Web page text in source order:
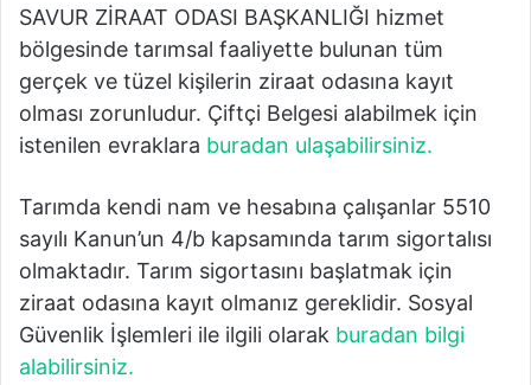
SAVUR ZİRAAT ODASI BAŞKANLIĞI hizmet
bölgesinde tarımsal faaliyette bulunan tüm
gerçek ve tüzel kişilerin ziraat odasına kayıt
olması zorunludur. Çiftçi Belgesi alabilmek için
istenilen evraklara buradan ulaşabilirsiniz.
Tarımda kendi nam ve hesabına çalışanlar 5510
sayılı Kanun’un 4/b kapsamında tarım sigortalısı
olmaktadır. Tarım sigortasını başlatmak için
ziraat odasına kayıt olmanız gereklidir. Sosyal
Güvenlik İşlemleri ile ilgili olarak buradan bilgi
alabilirsiniz.